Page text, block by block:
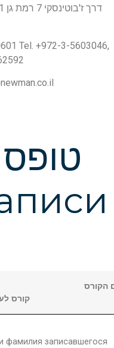
Tel. +972-3-5603046,
הקורס
קורס
фамилия записавшегося